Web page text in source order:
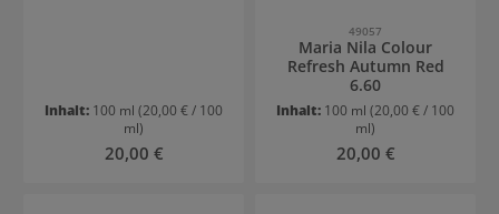
Inhalt: 100 ml (20,00 € / 100
ml)
Regulärer Preis:
20,00 €
49057
Maria Nila Colour
Refresh Autumn Red
6.60
Inhalt: 100 ml (20,00 € / 100
ml)
Regulärer Preis:
20,00 €